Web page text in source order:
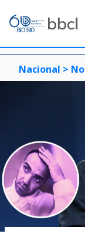
Nacional >